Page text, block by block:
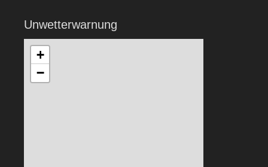
Unwetterwarnung
+
−